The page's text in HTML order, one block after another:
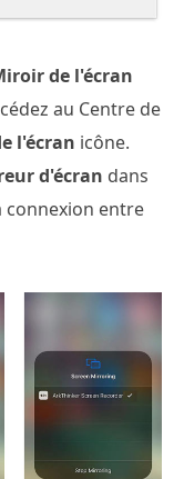
de l'écran
au Centre de
l'écran icône.
d'écran dans
connexion entre